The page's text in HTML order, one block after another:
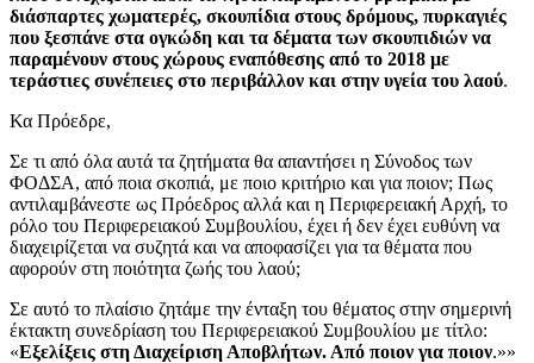
διάσπαρτες χωματερές, σκουπίδια στους δρόμους, πυρκαγιές
που ξεσπάνε στα ογκώδη και τα δέματα των σκουπιδιών να
παραμένουν στους χώρους εναπόθεσης από το 2018 με
τεράστιες συνέπειες στο περιβάλλον και στην υγεία του λαού.
Κα Πρόεδρε,
Σε τι από όλα αυτά τα ζητήματα θα απαντήσει η Σύνοδος των
ΦΟΔΣΑ, από ποια σκοπιά, με ποιο κριτήριο και για ποιον; Πως
αντιλαμβάνεστε ως Πρόεδρος αλλά και η Περιφερειακή Αρχή, το
ρόλο του Περιφερειακού Συμβουλίου, έχει ή δεν έχει ευθύνη να
διαχειρίζεται να συζητά και να αποφασίζει για τα θέματα που
αφορούν στη ποιότητα ζωής του λαού;
Σε αυτό το πλαίσιο ζητάμε την ένταξη του θέματος στην σημερινή
έκτακτη συνεδρίαση του Περιφερειακού Συμβουλίου με τίτλο:
«Εξελίξεις στη Διαχείριση Αποβλήτων. Από ποιον για ποιον.»»